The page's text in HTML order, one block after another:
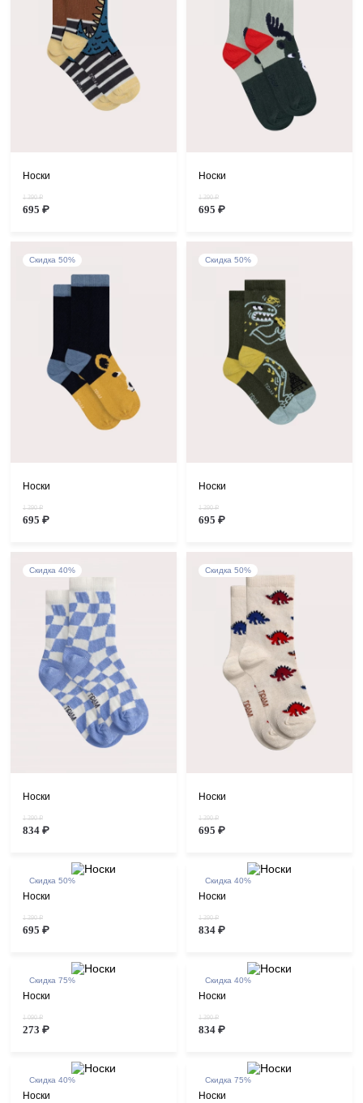
Носки
1 390 ₽
695 ₽
Носки
1 390 ₽
695 ₽
Скидка 50%
Носки
1 390 ₽
695 ₽
Скидка 50%
Носки
1 390 ₽
695 ₽
Скидка 40%
Носки
1 390 ₽
834 ₽
Скидка 50%
Носки
1 390 ₽
695 ₽
Скидка 50%
Носки
1 390 ₽
695 ₽
Скидка 40%
Носки
1 390 ₽
834 ₽
Скидка 75%
Носки
1 090 ₽
273 ₽
Скидка 40%
Носки
1 390 ₽
834 ₽
Скидка 40%
Носки
Скидка 75%
Носки